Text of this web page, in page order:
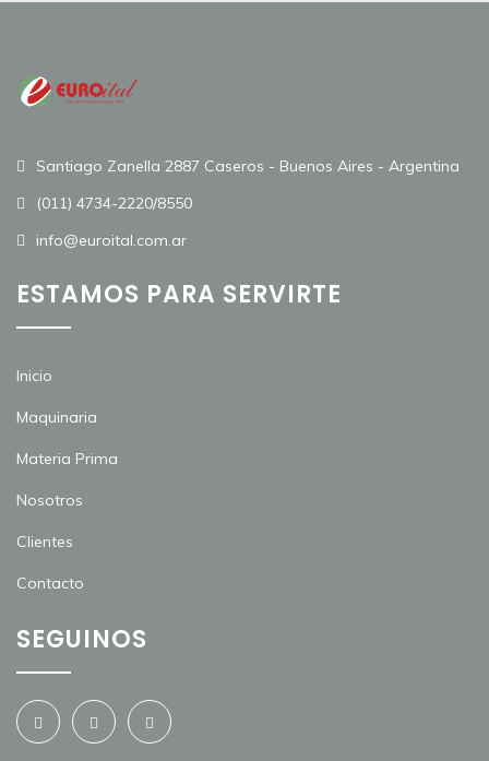
Santiago Zanella 2887 Caseros - Buenos Aires - Argentina
(011) 4734-2220/8550
info@euroital.com.ar
ESTAMOS PARA SERVIRTE
Inicio
Maquinaria
Materia Prima
Nosotros
Clientes
Contacto
SEGUINOS